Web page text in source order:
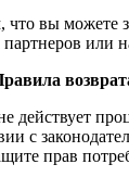
вы можете
или
действует
с
прав